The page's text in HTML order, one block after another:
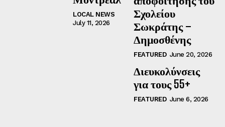
LOCAL NEWS
July 11, 2026
Σχολείου
Σωκράτης –
Δημοσθένης
FEATURED June 20, 2026
Διευκολύνσεις
για τους 55+
FEATURED June 6, 2026